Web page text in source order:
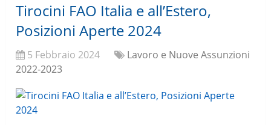
Tirocini FAO Italia e all’Estero,
Posizioni Aperte 2024
5 Febbraio 2024
Lavoro e Nuove Assunzioni
2022-2023